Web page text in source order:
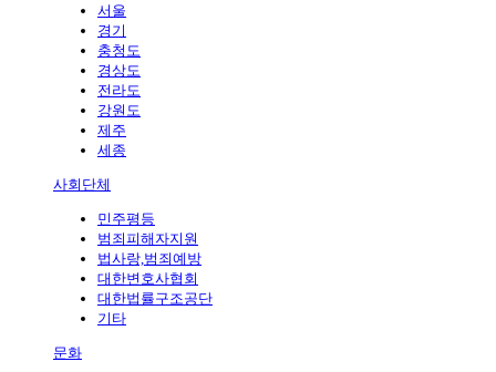
서울
경기
충청도
경상도
전라도
강원도
제주
세종
사회단체
민주평등
범죄피해자지원
법사랑,범죄예방
대한변호사협회
대한법률구조공단
기타
문화